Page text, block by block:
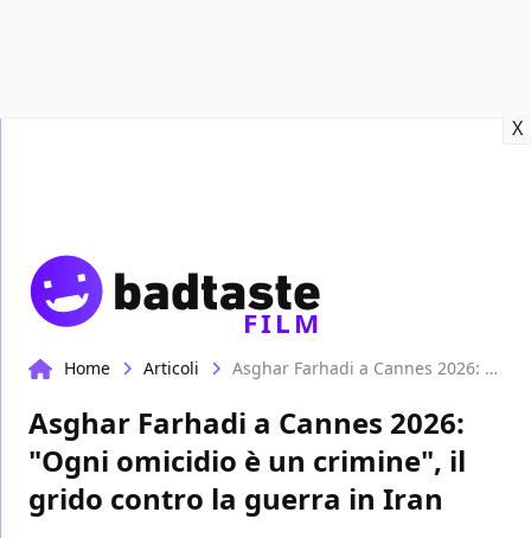
X
FILM
Home Articoli Asghar Farhadi a Cannes 2026: "Ogni omicidio è un crimine", il grido contro la guerra in Iran
Asghar Farhadi a Cannes 2026:
"Ogni omicidio è un crimine", il
grido contro la guerra in Iran